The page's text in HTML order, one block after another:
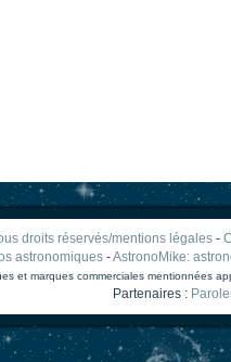
droits réservés/mentions légales-
astronomiques -AstronoMike:
et marques commerciales mentionnées
Partenaires :